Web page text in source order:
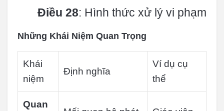
Điều 28: Hình thức xử lý vi phạm
Những Khái Niệm Quan Trọng
Khái
niệm
Định nghĩa
Ví dụ cụ
thể
Quan